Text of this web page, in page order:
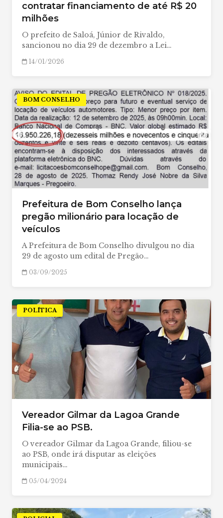
contratar financiamento de até R$ 20
milhões
O prefeito de Saloá, Júnior de Rivaldo,
sancionou no dia 29 de dezembro a Lei…
14/01/2026
BOM CONSELHO
Prefeitura de Bom Conselho lança
pregão milionário para locação de
veículos
A Prefeitura de Bom Conselho divulgou no dia
29 de agosto um edital de Pregão…
03/09/2025
POLÍTICA
Vereador Gilmar da Lagoa Grande
Filia-se ao PSB.
O vereador Gilmar da Lagoa Grande, filiou-se
ao PSB, onde irá disputar as eleições
municipais…
05/04/2024